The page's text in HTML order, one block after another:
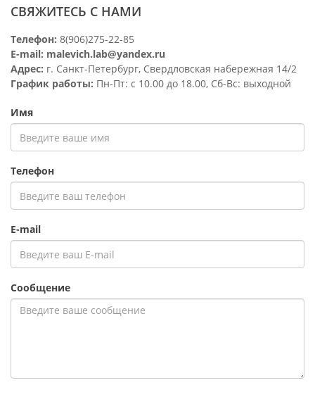
СВЯЖИТЕСЬ С НАМИ
Телефон: 8(906)275-22-85
E-mail: malevich.lab@yandex.ru
Адрес: г. Санкт-Петербург, Свердловская набережная 14/2
График работы: Пн-Пт: с 10.00 до 18.00, Сб-Вс: выходной
Имя
Телефон
E-mail
Сообщение